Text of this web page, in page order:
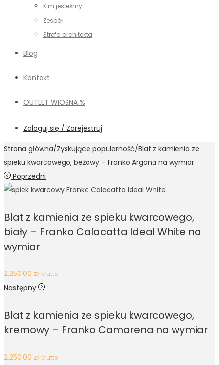
Kim jesteśmy
Zespół
Strefa architekta
Blog
Kontakt
OUTLET WIOSNA %
Zaloguj się / Zarejestruj
Strona główna/Zyskujące popularność/Blat z kamienia ze
spieku kwarcowego, beżowy – Franko Argana na wymiar
Poprzedni
Blat z kamienia ze spieku kwarcowego,
biały – Franko Calacatta Ideal White na
wymiar
2,250.00 zł brutto
Następny
Blat z kamienia ze spieku kwarcowego,
kremowy – Franko Camarena na wymiar
2,250.00 zł brutto